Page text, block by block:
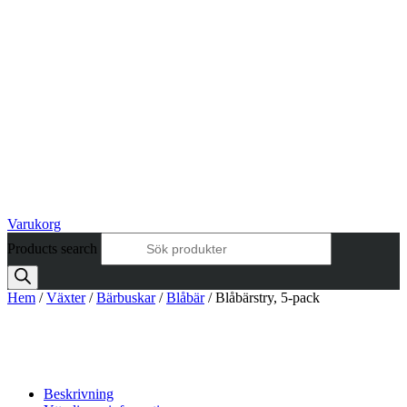
Varukorg
Products search
Hem /Växter/Bärbuskar/Blåbär/ Blåbärstry, 5-pack
Beskrivning